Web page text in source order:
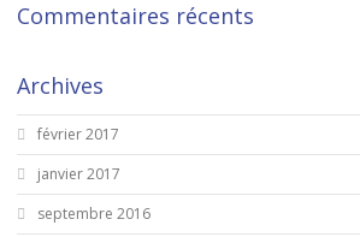
Commentaires récents
Archives
février 2017
janvier 2017
septembre 2016